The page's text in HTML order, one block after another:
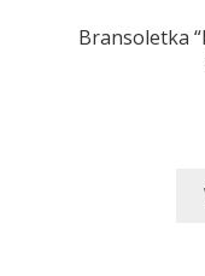
Bransoletka